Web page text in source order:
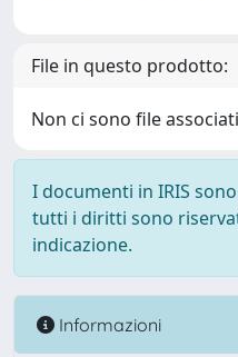
File in questo prodotto:
Non ci sono file
I documenti in IRIS
tutti i diritti sono
indicazione.
Informazioni